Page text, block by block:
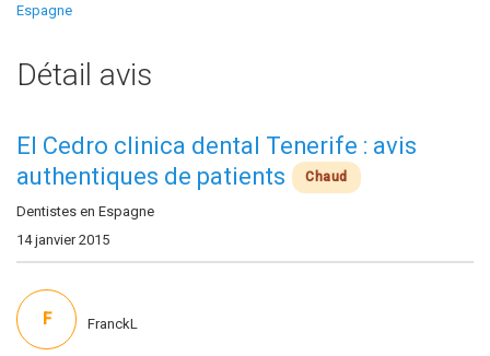
Espagne
Détail avis
El Cedro clinica dental Tenerife : avis
authentiques de patients
Chaud
Dentistes en Espagne
14 janvier 2015
F FranckL